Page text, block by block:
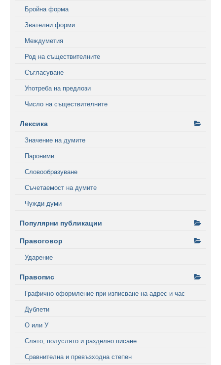
Бройна форма
Звателни форми
Междуметия
Род на съществителните
Съгласуване
Употреба на предлози
Число на съществителните
Лексика
Значение на думите
Пароними
Словообразуване
Съчетаемост на думите
Чужди думи
Популярни публикации
Правоговор
Ударение
Правопис
Графично оформление при изписване на адрес и час
Дублети
О или У
Слято, полуслято и разделно писане
Сравнителна и превъзходна степен